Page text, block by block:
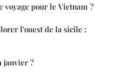
pour le Vietnam ?
l'ouest de la sicile :
janvier ?